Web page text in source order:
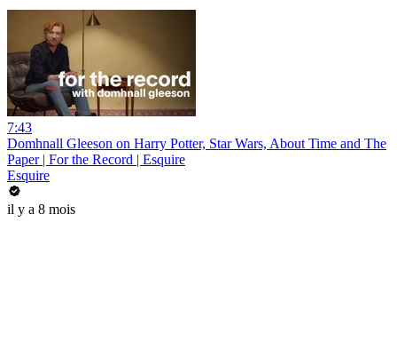
7:43
Domhnall Gleeson on Harry Potter, Star Wars, About Time and The
Paper | For the Record | Esquire
Esquire
il y a 8 mois